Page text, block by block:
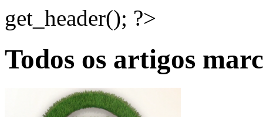
get_header(); ?>
Todos os artigos